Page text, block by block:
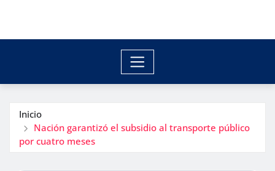
Inicio
Nación garantizó el subsidio al transporte público
por cuatro meses